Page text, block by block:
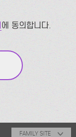
에 동의합니다.
FAMILY SITE